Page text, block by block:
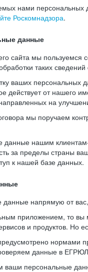
нами персональных
Роскомнадзора.
данные
сайта мы пользуемся
таких сведений
ваших персональных
действует от нашего
на
мы поручаем
нашим клиентам-
за пределы страны
к нашей базе данных.
напрямую от
приложением, то
и продуктов. Но
нормами
данные в
ваши персональные